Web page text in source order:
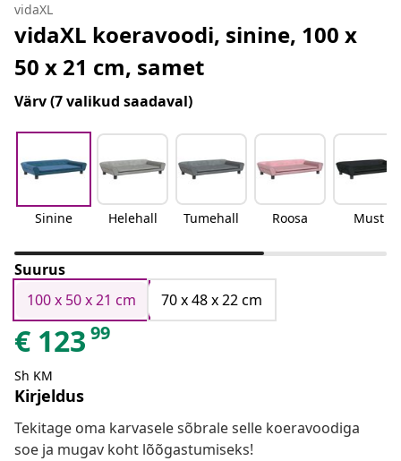
vidaXL
vidaXL koeravoodi, sinine, 100 x
50 x 21 cm, samet
Värv(7 valikud saadaval)
Sinine Helehall Tumehall Roosa Must
Suurus
100 x 50 x 21 cm
70 x 48 x 22 cm
€ 123 99
Sh KM
Kirjeldus
Tekitage oma karvasele sõbrale selle koeravoodiga
soe ja mugav koht lõõgastumiseks!